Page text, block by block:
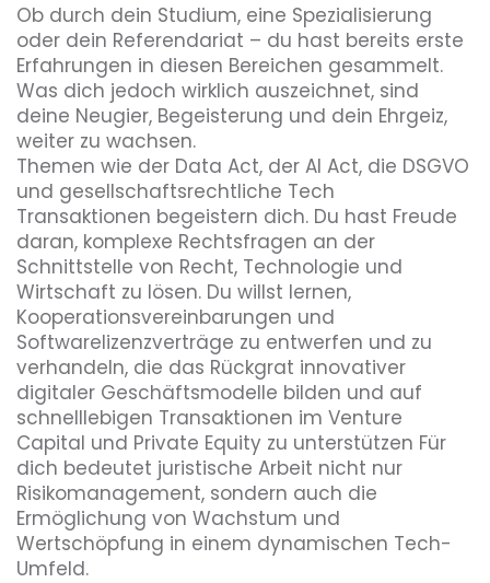
Ob durch dein Studium, eine Spezialisierung
oder dein Referendariat – du hast bereits erste
Erfahrungen in diesen Bereichen gesammelt.
Was dich jedoch wirklich auszeichnet, sind
deine Neugier, Begeisterung und dein Ehrgeiz,
weiter zu wachsen.
Themen wie der Data Act, der AI Act, die DSGVO
und gesellschaftsrechtliche Tech
Transaktionen begeistern dich. Du hast Freude
daran, komplexe Rechtsfragen an der
Schnittstelle von Recht, Technologie und
Wirtschaft zu lösen. Du willst lernen,
Kooperationsvereinbarungen und
Softwarelizenzverträge zu entwerfen und zu
verhandeln, die das Rückgrat innovativer
digitaler Geschäftsmodelle bilden und auf
schnelllebigen Transaktionen im Venture
Capital und Private Equity zu unterstützen Für
dich bedeutet juristische Arbeit nicht nur
Risikomanagement, sondern auch die
Ermöglichung von Wachstum und
Wertschöpfung in einem dynamischen Tech-
Umfeld.